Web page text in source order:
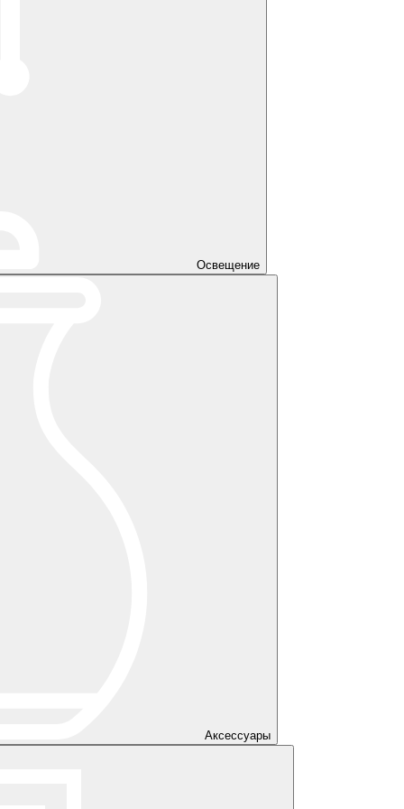
Освещение
Аксессуары